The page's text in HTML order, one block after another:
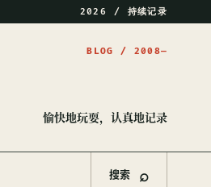
2026 / 持续记录
愉快地玩耍，认真地记录
搜索 ⌕